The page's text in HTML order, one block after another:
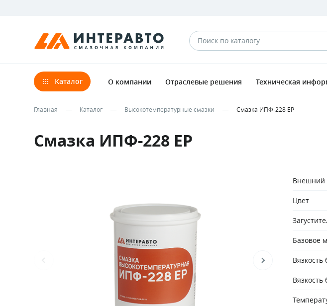
Каталог О компании Отраслевые решения Техническая
Главная Каталог Высокотемпературные смазки Смазка ИПФ-228 ЕР
Смазка ИПФ-228 ЕР
Внешний
Цвет
Базовое
Вязкость
Вязкость